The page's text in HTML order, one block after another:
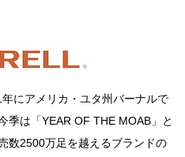
にアメリカ・ユタ州バーナルで
季は「YEAR OF THE MOAB」と
数2500万足を越えるブランドの